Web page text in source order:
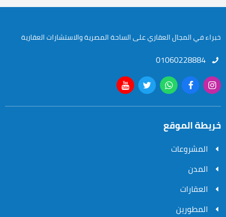
خبراء في المجال العقاري على الساحة المصرية والاستشارات العقارية
01060228884
خريطة الموقع
المشروعات
المدن
العقارات
المطورين